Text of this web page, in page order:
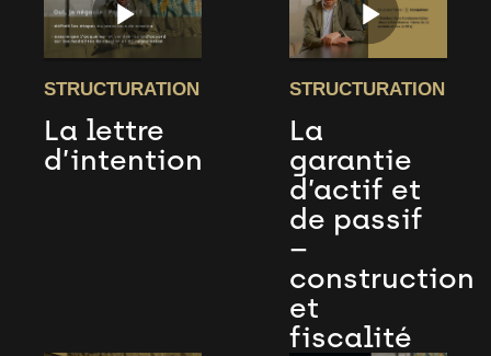
STRUCTURATION
La lettre
d’intention
STRUCTURATION
La
garantie
d’actif et
de passif
–
construction
et
fiscalité